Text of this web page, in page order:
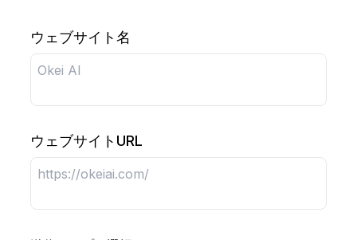
ウェブサイト名
ウェブサイトURL